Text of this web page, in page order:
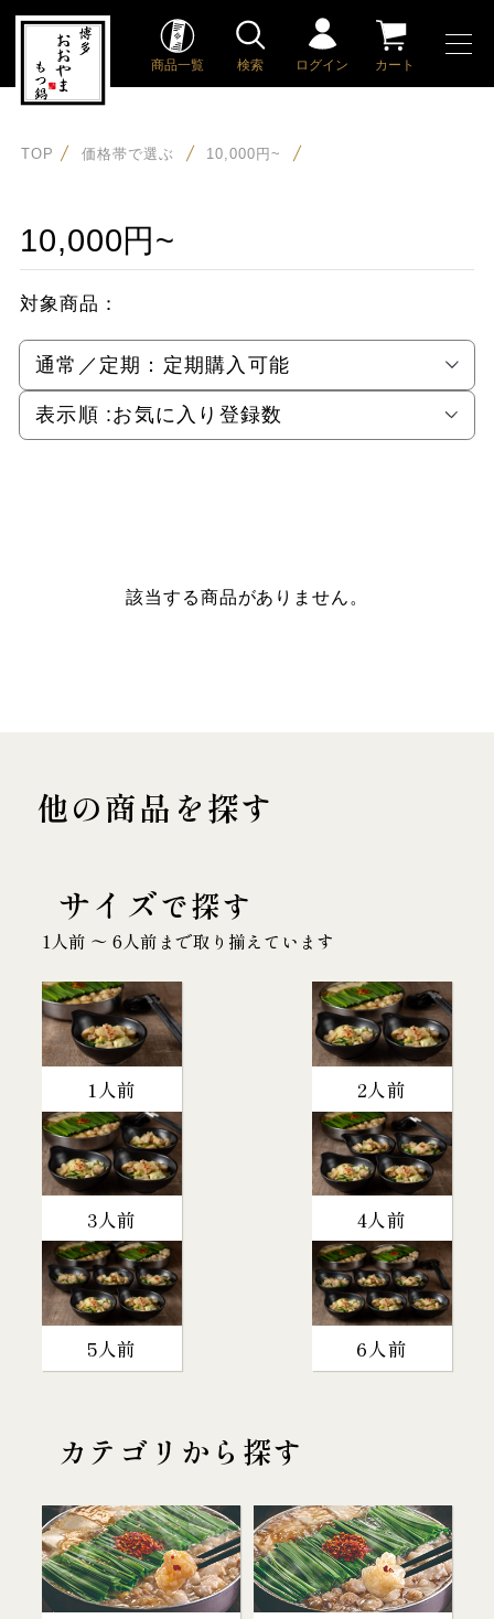
商品一覧 検索 ログイン カート
TOP 価格帯で選ぶ 10,000円~
10,000円~
対象商品：
通常／定期： 定期購入可能
表示順 :お気に入り登録数
該当する商品がありません。
他の商品を探す
サイズで探す
1人前 〜 6人前まで取り揃えています
1人前 2人前
3人前 4人前
5人前 6人前
カテゴリから探す